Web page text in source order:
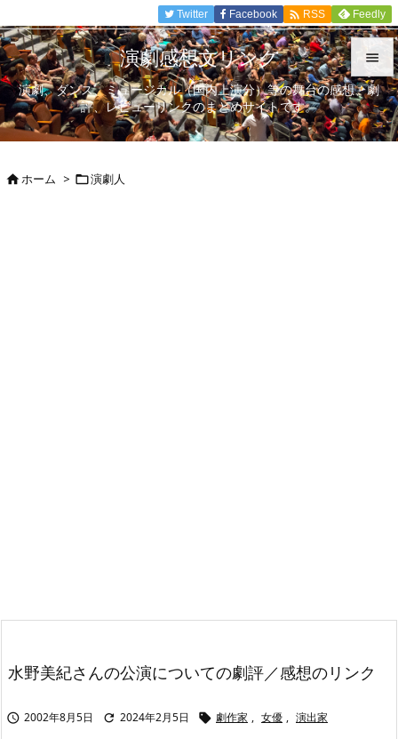


メニュ

Twitter Facebook  RSS Feedly
演劇感想文リンク
演劇、ダンス、ミュージカル（国内上演分）等の舞台の感想、劇
評、レビューリンクのまとめサイトです。
ホーム > 演劇人
水野美紀さんの公演についての劇評／感想のリンク
 2002年8月5日  2024年2月5日  劇作家 , 女優 , 演出家